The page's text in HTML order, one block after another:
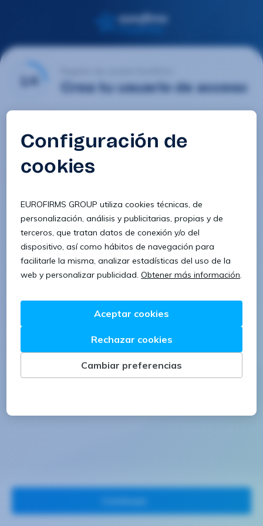
1/4 Crea tu usuario de acceso
Contraseña
Confirmar contraseña
8 caracteres 1 letra minúscula
1 letra mayúscula 1 número